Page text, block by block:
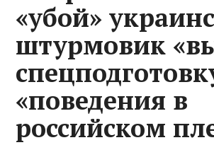
«убой»
штурмовик
«поведения в
российском